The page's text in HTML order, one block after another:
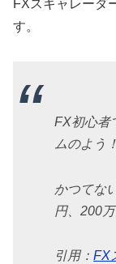
FXスキャレーダ
す。
FX初心者
ムのよう！
かつてな
円、200
引用： FX